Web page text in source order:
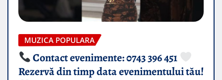
MUZICA POPULARA
Contact evenimente: 0743 396 451
Rezervă din timp data evenimentului tău!